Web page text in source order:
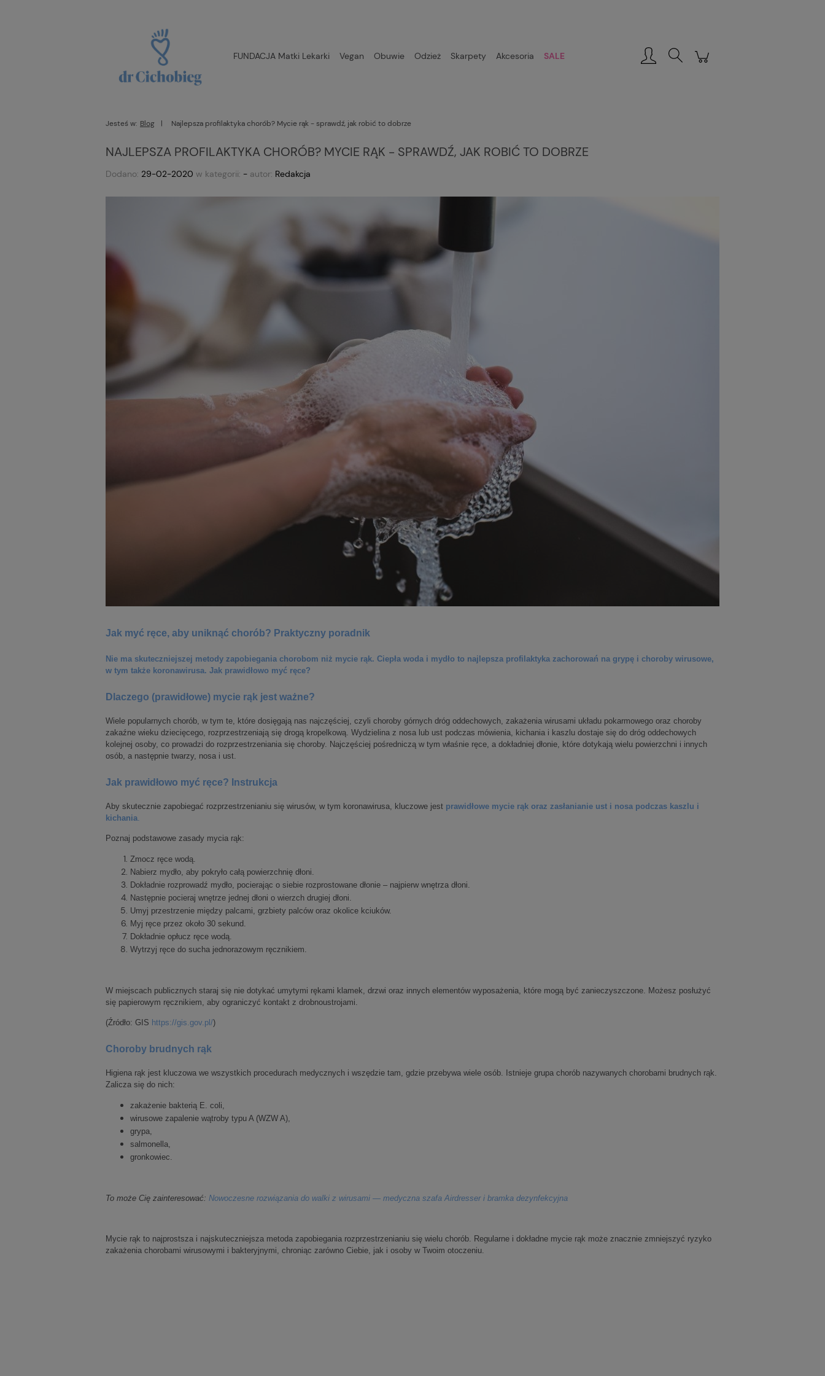
FUNDACJA Matki Lekarki Vegan Obuwie Odzież Skarpety Akcesoria SALE
Jesteś w: Blog Najlepsza profilaktyka chorób? Mycie rąk - sprawdź, jak robić to dobrze
NAJLEPSZA PROFILAKTYKA CHORÓB? MYCIE RĄK - SPRAWDŹ, JAK ROBIĆ TO DOBRZE
Dodano: 29-02-2020 w kategorii: - autor: Redakcja
Jak myć ręce, aby uniknąć chorób? Praktyczny poradnik
Nie ma skuteczniejszej metody zapobiegania chorobom niż mycie rąk. Ciepła woda i mydło to najlepsza profilaktyka zachorowań na grypę i choroby wirusowe,
w tym także koronawirusa. Jak prawidłowo myć ręce?
Dlaczego (prawidłowe) mycie rąk jest ważne?
Wiele popularnych chorób, w tym te, które dosięgają nas najczęściej, czyli choroby górnych dróg oddechowych, zakażenia wirusami układu pokarmowego oraz choroby
zakaźne wieku dziecięcego, rozprzestrzeniają się drogą kropelkową. Wydzielina z nosa lub ust podczas mówienia, kichania i kaszlu dostaje się do dróg oddechowych
kolejnej osoby, co prowadzi do rozprzestrzeniania się choroby. Najczęściej pośredniczą w tym właśnie ręce, a dokładniej dłonie, które dotykają wielu powierzchni i innych
osób, a następnie twarzy, nosa i ust.
Jak prawidłowo myć ręce? Instrukcja
Aby skutecznie zapobiegać rozprzestrzenianiu się wirusów, w tym koronawirusa, kluczowe jest prawidłowe mycie rąk oraz zasłanianie ust i nosa podczas kaszlu i
kichania.
Poznaj podstawowe zasady mycia rąk:
Zmocz ręce wodą.
Nabierz mydło, aby pokryło całą powierzchnię dłoni.
Dokładnie rozprowadź mydło, pocierając o siebie rozprostowane dłonie – najpierw wnętrza dłoni.
Następnie pocieraj wnętrze jednej dłoni o wierzch drugiej dłoni.
Umyj przestrzenie między palcami, grzbiety palców oraz okolice kciuków.
Myj ręce przez około 30 sekund.
Dokładnie opłucz ręce wodą.
Wytrzyj ręce do sucha jednorazowym ręcznikiem.
W miejscach publicznych staraj się nie dotykać umytymi rękami klamek, drzwi oraz innych elementów wyposażenia, które mogą być zanieczyszczone. Możesz posłużyć
się papierowym ręcznikiem, aby ograniczyć kontakt z drobnoustrojami.
(Źródło: GIS https://gis.gov.pl/)
Choroby brudnych rąk
Higiena rąk jest kluczowa we wszystkich procedurach medycznych i wszędzie tam, gdzie przebywa wiele osób. Istnieje grupa chorób nazywanych chorobami brudnych rąk.
Zalicza się do nich:
zakażenie bakterią E. coli,
wirusowe zapalenie wątroby typu A (WZW A),
grypa,
salmonella,
gronkowiec.
To może Cię zainteresować: Nowoczesne rozwiązania do walki z wirusami — medyczna szafa Airdresser i bramka dezynfekcyjna
Mycie rąk to najprostsza i najskuteczniejsza metoda zapobiegania rozprzestrzenianiu się wielu chorób. Regularne i dokładne mycie rąk może znacznie zmniejszyć ryzyko
zakażenia chorobami wirusowymi i bakteryjnymi, chroniąc zarówno Ciebie, jak i osoby w Twoim otoczeniu.